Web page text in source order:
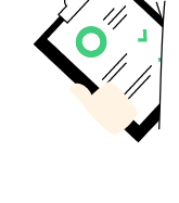
翻译工具
摘要预览
博客选题生成器